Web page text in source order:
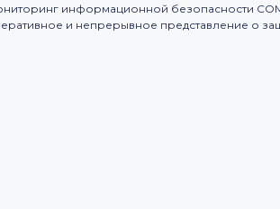
информационной безопасности
и непрерывное представление о